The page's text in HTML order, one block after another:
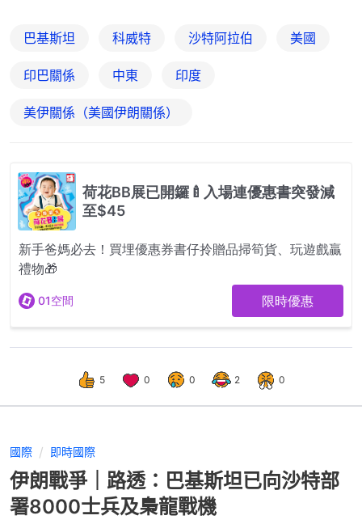
巴基斯坦 科威特 沙特阿拉伯 美國
印巴關係 中東 印度
美伊關係（美國伊朗關係）
5 0 0 2 0
國際 即時國際
伊朗戰爭｜路透：巴基斯坦已向沙特部
署8000士兵及梟龍戰機